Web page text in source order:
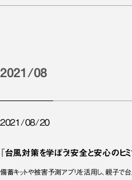
2021/08
2021/08/20
『台風対策を学ぼう！安全と安心のヒ
備蓄キットや被害予測アプリを活用し、親子